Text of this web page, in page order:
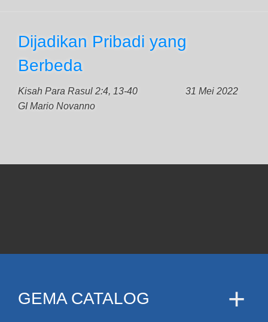
Dijadikan Pribadi yang
Berbeda
Kisah Para Rasul 2:4, 13-40
31 Mei 2022
GI Mario Novanno
GEMA CATALOG